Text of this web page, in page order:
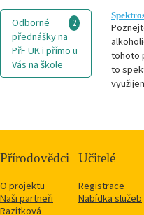
2
Odborné
přednášky na
PřF UK i přímo u
Vás na škole
Putovní
zapůjčení
tohoto
to
Přírodovědci
O projektu
Naši partneři
Razítková
Učitelé
Registrace
Nabídka služeb